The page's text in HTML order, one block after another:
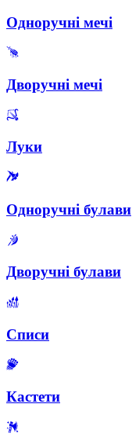
Одноручні мечі
Дворучні мечі
Луки
Одноручні булави
Дворучні булави
Списи
Кастети